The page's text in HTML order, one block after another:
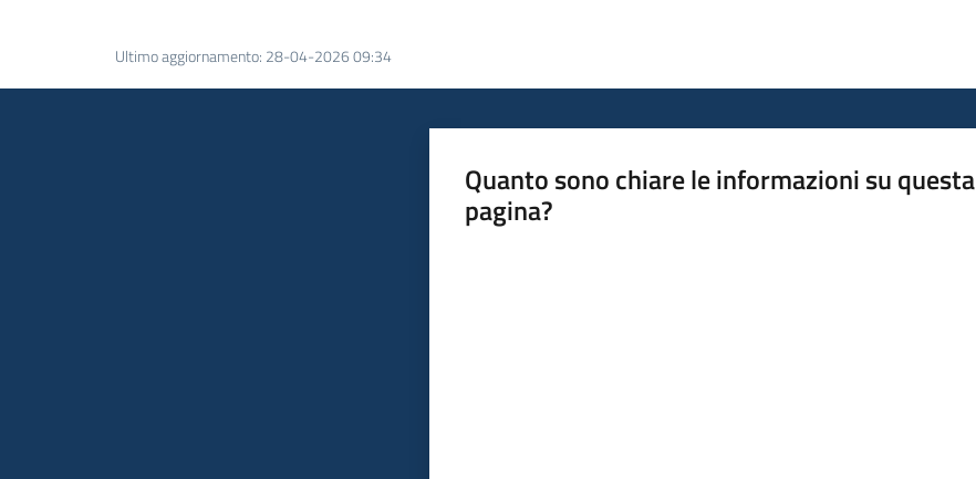
Ultimo aggiornamento: 28-04-2026 09:34
Quanto sono chiare le informazioni su questa
pagina?